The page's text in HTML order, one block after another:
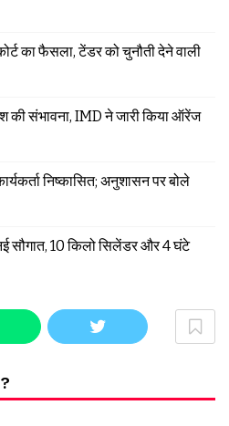
का फैसला, टेंडर को चुनौती देने वाली
की संभावना, IMD ने जारी किया ऑरेंज
निष्कासित; अनुशासन पर बोले
सौगात, 10 किलो सिलेंडर और 4 घंटे